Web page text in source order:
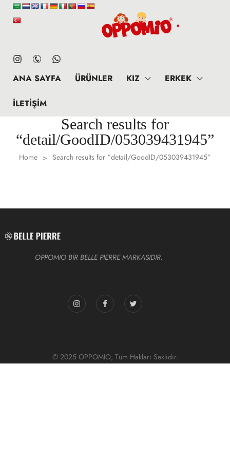
ANA SAYFA ÜRÜNLER KIZ ERKEK
İLETIŞIM
Search results for
“detail/GoodID/053039431945”
Home > Search results for “detail/GoodID/053039431945”
OPPOMIO BİR BELLE PIERRE MARKASIDIR.
© 2025 OPPOMIO, Tüm Hakları Saklıdır.